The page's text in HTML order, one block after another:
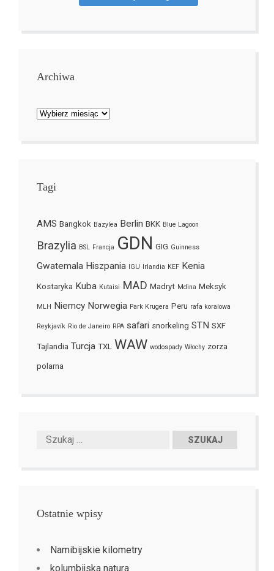
Archiwa
Archiwa
Tagi
AMS Bangkok Bazylea Berlin BKK Blue Lagoon
Brazylia BSL Francja GDN GIG Guinness
Gwatemala Hiszpania IGU Irlandia KEF Kenia
Kostaryka Kuba Kutaisi MAD Madryt Mdina Meksyk
MLH Niemcy Norwegia Park Krugera Peru rafa koralowa
Reykjavík Rio de Janeiro RPA safari snorkeling STN SXF
Tajlandia Turcja TXL WAW wodospady Włochy zorza
polarna
Ostatnie wpisy
Namibijskie kilometry
kolumbijska natura